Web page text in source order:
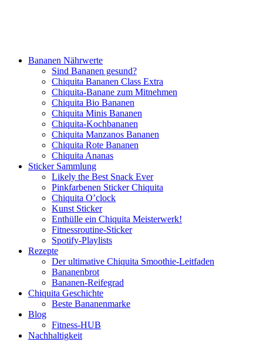
Bananen Nährwerte
Sind Bananen gesund?
Chiquita Bananen Class Extra
Chiquita-Banane zum Mitnehmen
Chiquita Bio Bananen
Chiquita Minis Bananen
Chiquita-Kochbananen
Chiquita Manzanos Bananen
Chiquita Rote Bananen
Chiquita Ananas
Sticker Sammlung
Likely the Best Snack Ever
Pinkfarbenen Sticker Chiquita
Chiquita O’clock
Kunst Sticker
Enthülle ein Chiquita Meisterwerk!
Fitnessroutine-Sticker
Spotify-Playlists
Rezepte
Der ultimative Chiquita Smoothie-Leitfaden
Bananenbrot
Bananen-Reifegrad
Chiquita Geschichte
Beste Bananenmarke
Blog
Fitness-HUB
Nachhaltigkeit